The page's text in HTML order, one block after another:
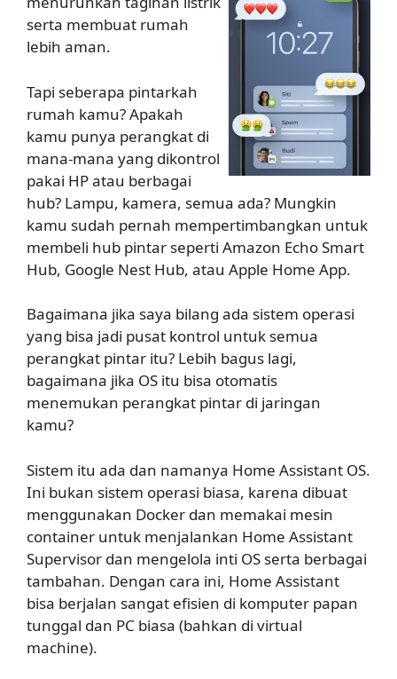
serta membuat rumah
lebih aman.
Tapi seberapa pintarkah
rumah kamu? Apakah
kamu punya perangkat di
mana-mana yang dikontrol
pakai HP atau berbagai
hub? Lampu, kamera, semua ada? Mungkin
kamu sudah pernah mempertimbangkan untuk
membeli hub pintar seperti Amazon Echo Smart
Hub, Google Nest Hub, atau Apple Home App.
Bagaimana jika saya bilang ada sistem operasi
yang bisa jadi pusat kontrol untuk semua
perangkat pintar itu? Lebih bagus lagi,
bagaimana jika OS itu bisa otomatis
menemukan perangkat pintar di jaringan
kamu?
Sistem itu ada dan namanya Home Assistant OS.
Ini bukan sistem operasi biasa, karena dibuat
menggunakan Docker dan memakai mesin
container untuk menjalankan Home Assistant
Supervisor dan mengelola inti OS serta berbagai
tambahan. Dengan cara ini, Home Assistant
bisa berjalan sangat efisien di komputer papan
tunggal dan PC biasa (bahkan di virtual
machine).